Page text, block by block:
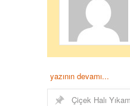
yazının devamı...
Çiçek Halı